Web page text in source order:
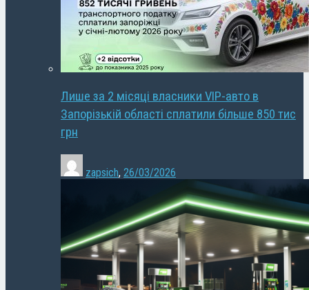
Лише за 2 місяці власники VIP-авто в
Запорізькій області сплатили більше 850 тис
грн
zapsich, 26/03/2026